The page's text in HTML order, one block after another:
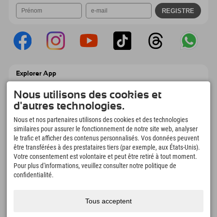
Explorer App
Explorer à emporter avec aperçu de vos
réservations, liste de choses à faire, aperçu
des restaurants et bien plus encore.
Téléchargez-le maintenant !
L'heure des moments d'exploration
166
Lacs de montagne et
piscines d'aventure
4.634 km
Pistes de ski et de
Sentiers de randonnée et
Nous utilisons des cookies et
d'autres technologies.
Nous et nos partenaires utilisons des cookies et des technologies
similaires pour assurer le fonctionnement de notre site web, analyser
le trafic et afficher des contenus personnalisés. Vos données peuvent
être transférées à des prestataires tiers (par exemple, aux États-Unis).
Votre consentement est volontaire et peut être retiré à tout moment.
Pour plus d'informations, veuillez consulter notre politique de
confidentialité.
Tous acceptent